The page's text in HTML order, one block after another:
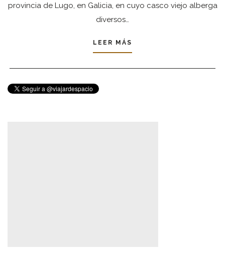
provincia de Lugo, en Galicia, en cuyo casco viejo alberga
diversos…
LEER MÁS